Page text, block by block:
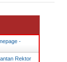
-
Rektor